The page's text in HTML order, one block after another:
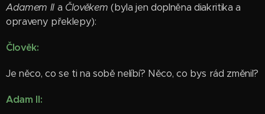
Adamem II a Člověkem(byla jen doplněna diakritika a
opraveny překlepy):
Člověk:
Je něco, co se ti na sobě nelíbí? Něco, co bys rád změnil?
Adam II: